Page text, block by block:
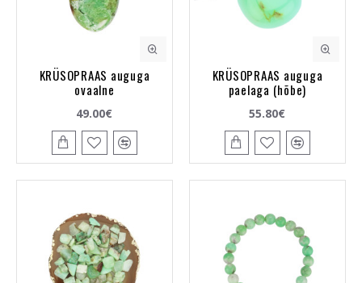
KRÜSOPRAAS auguga
ovaalne
49.00€
KRÜSOPRAAS auguga
paelaga (hõbe)
55.80€